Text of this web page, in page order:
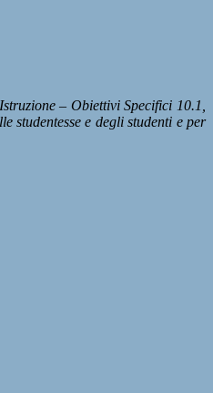
– Obiettivi Specifici 10.1,
studentesse e degli studenti e per